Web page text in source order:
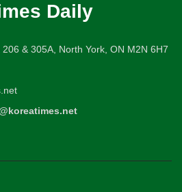
Daily
& 305A, North York, ON M2N 6H7